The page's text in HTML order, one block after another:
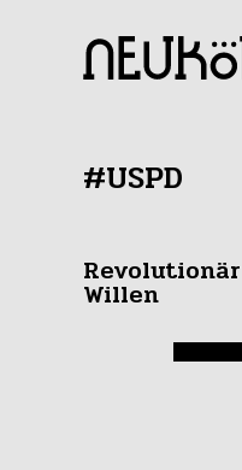
#USPD
Willen